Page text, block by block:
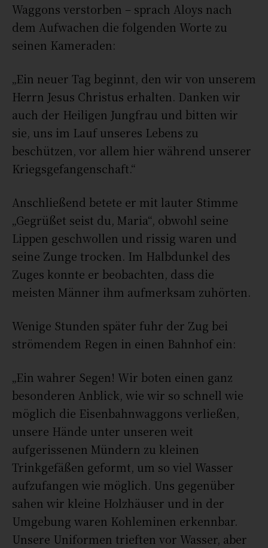
Waggons verstorben – sprach Aloys nach
dem Aufwachen die folgenden Worte zu
seinen Kameraden:
„Ein neuer Tag beginnt, den wir von unserem
Herrn Jesus Christus erhalten. Danken wir
auch der Heiligen Jungfrau und bitten wir
sie, uns im Lauf unseres Lebens zu
beschützen, vor allem hier während unserer
Kriegsgefangenschaft.“
Anschließend betete er mit lauter Stimme
„Gegrüßet seist du, Maria“, obwohl seine
Lippen geschwollen und rissig waren und
seine Zunge trocken. Im Halbdunkel des
Zuges konnte er beobachten, dass die
meisten Männer ihm aufmerksam zuhörten.
Wenige Stunden später fuhr der Zug bei
strömendem Regen in einen Bahnhof ein:
„Ein wahrer Segen! Wir boten einen ganz
besonderen Anblick, wie wir so schnell wie
möglich die Eisenbahnwaggons verließen,
unsere Hände unter unseren weit
aufgerissenen Mündern zu kleinen
Trinkgefäßen geformt, um so viel Wasser
aufzufangen wie möglich. Uns gegenüber
sahen wir kleine Holzhäuser und in der
Umgebung waren Kohleminen erkennbar.
Unsere Uniformen trieften vor Wasser, aber